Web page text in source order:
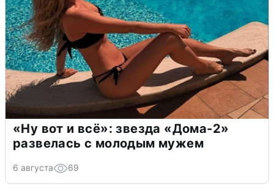
«Ну вот и всё»: звезда «Дома-2»
развелась с молодым мужем
6 августа 69